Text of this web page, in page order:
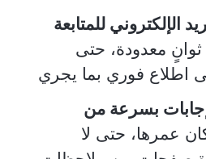
الإلكتروني للمتابعة
معدودة، حتى
اطلاع فوري بما يجري
بسرعة من
عمرها، حتى لا